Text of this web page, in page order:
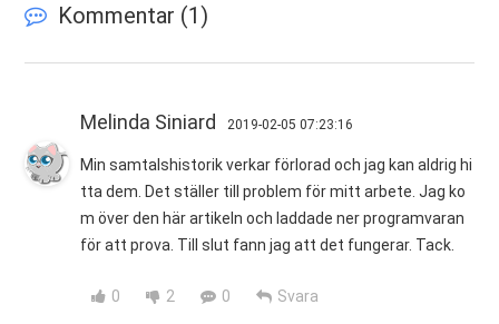
Kommentar (1)
Melinda Siniard 2019-02-05 07:23:16
Min samtalshistorik verkar förlorad och jag kan aldrig hi
tta dem. Det ställer till problem för mitt arbete. Jag ko
m över den här artikeln och laddade ner programvaran
för att prova. Till slut fann jag att det fungerar. Tack.
0 2 0 Svara